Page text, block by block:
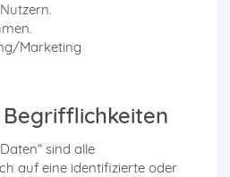
Marketing
sind alle
auf eine identifizierte oder